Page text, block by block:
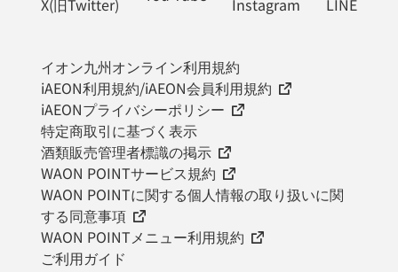
イオン九州オンライン利用規約
iAEON利用規約/iAEON会員利用規約
iAEONプライバシーポリシー
特定商取引に基づく表示
酒類販売管理者標識の掲示
WAON POINTサービス規約
WAON POINTに関する個人情報の取り扱いに関
する同意事項
WAON POINTメニュー利用規約
ご利用ガイド